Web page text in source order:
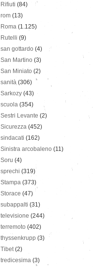
Rifiuti (84)
rom (13)
Roma (1.125)
Rutelli (9)
san gottardo (4)
San Martino (3)
San Miniato (2)
sanità (306)
Sarkozy (43)
scuola (354)
Sestri Levante (2)
Sicurezza (452)
sindacati (162)
Sinistra arcobaleno (11)
Soru (4)
sprechi (319)
Stampa (373)
Storace (47)
subappalti (31)
televisione(244)
terremoto (402)
thyssenkrupp (3)
Tibet(2)
tredicesima (3)